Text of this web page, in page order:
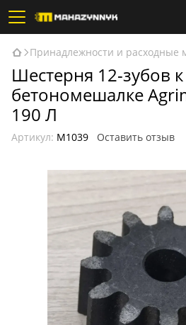
Принадлежности и расходные
Шестерня 12-зубов к
бетономешалке
190 Л
Артикул: М1039 Оставить отзыв